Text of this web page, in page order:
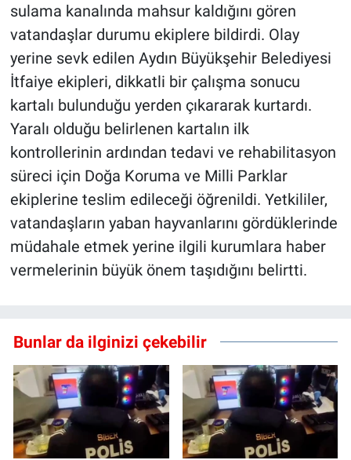
sulama kanalında mahsur kaldığını gören
vatandaşlar durumu ekiplere bildirdi. Olay
yerine sevk edilen Aydın Büyükşehir Belediyesi
İtfaiye ekipleri, dikkatli bir çalışma sonucu
kartalı bulunduğu yerden çıkararak kurtardı.
Yaralı olduğu belirlenen kartalın ilk
kontrollerinin ardından tedavi ve rehabilitasyon
süreci için Doğa Koruma ve Milli Parklar
ekiplerine teslim edileceği öğrenildi. Yetkililer,
vatandaşların yaban hayvanlarını gördüklerinde
müdahale etmek yerine ilgili kurumlara haber
vermelerinin büyük önem taşıdığını belirtti.
Bunlar da ilginizi çekebilir